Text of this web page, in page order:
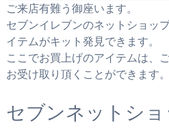
ご来店有難う御座います。
セブンイレブンのネットショッ
イテムがキット発見できます。
ここでお買上げのアイテムは、
お受け取り頂くことができます。
セブンネットシ